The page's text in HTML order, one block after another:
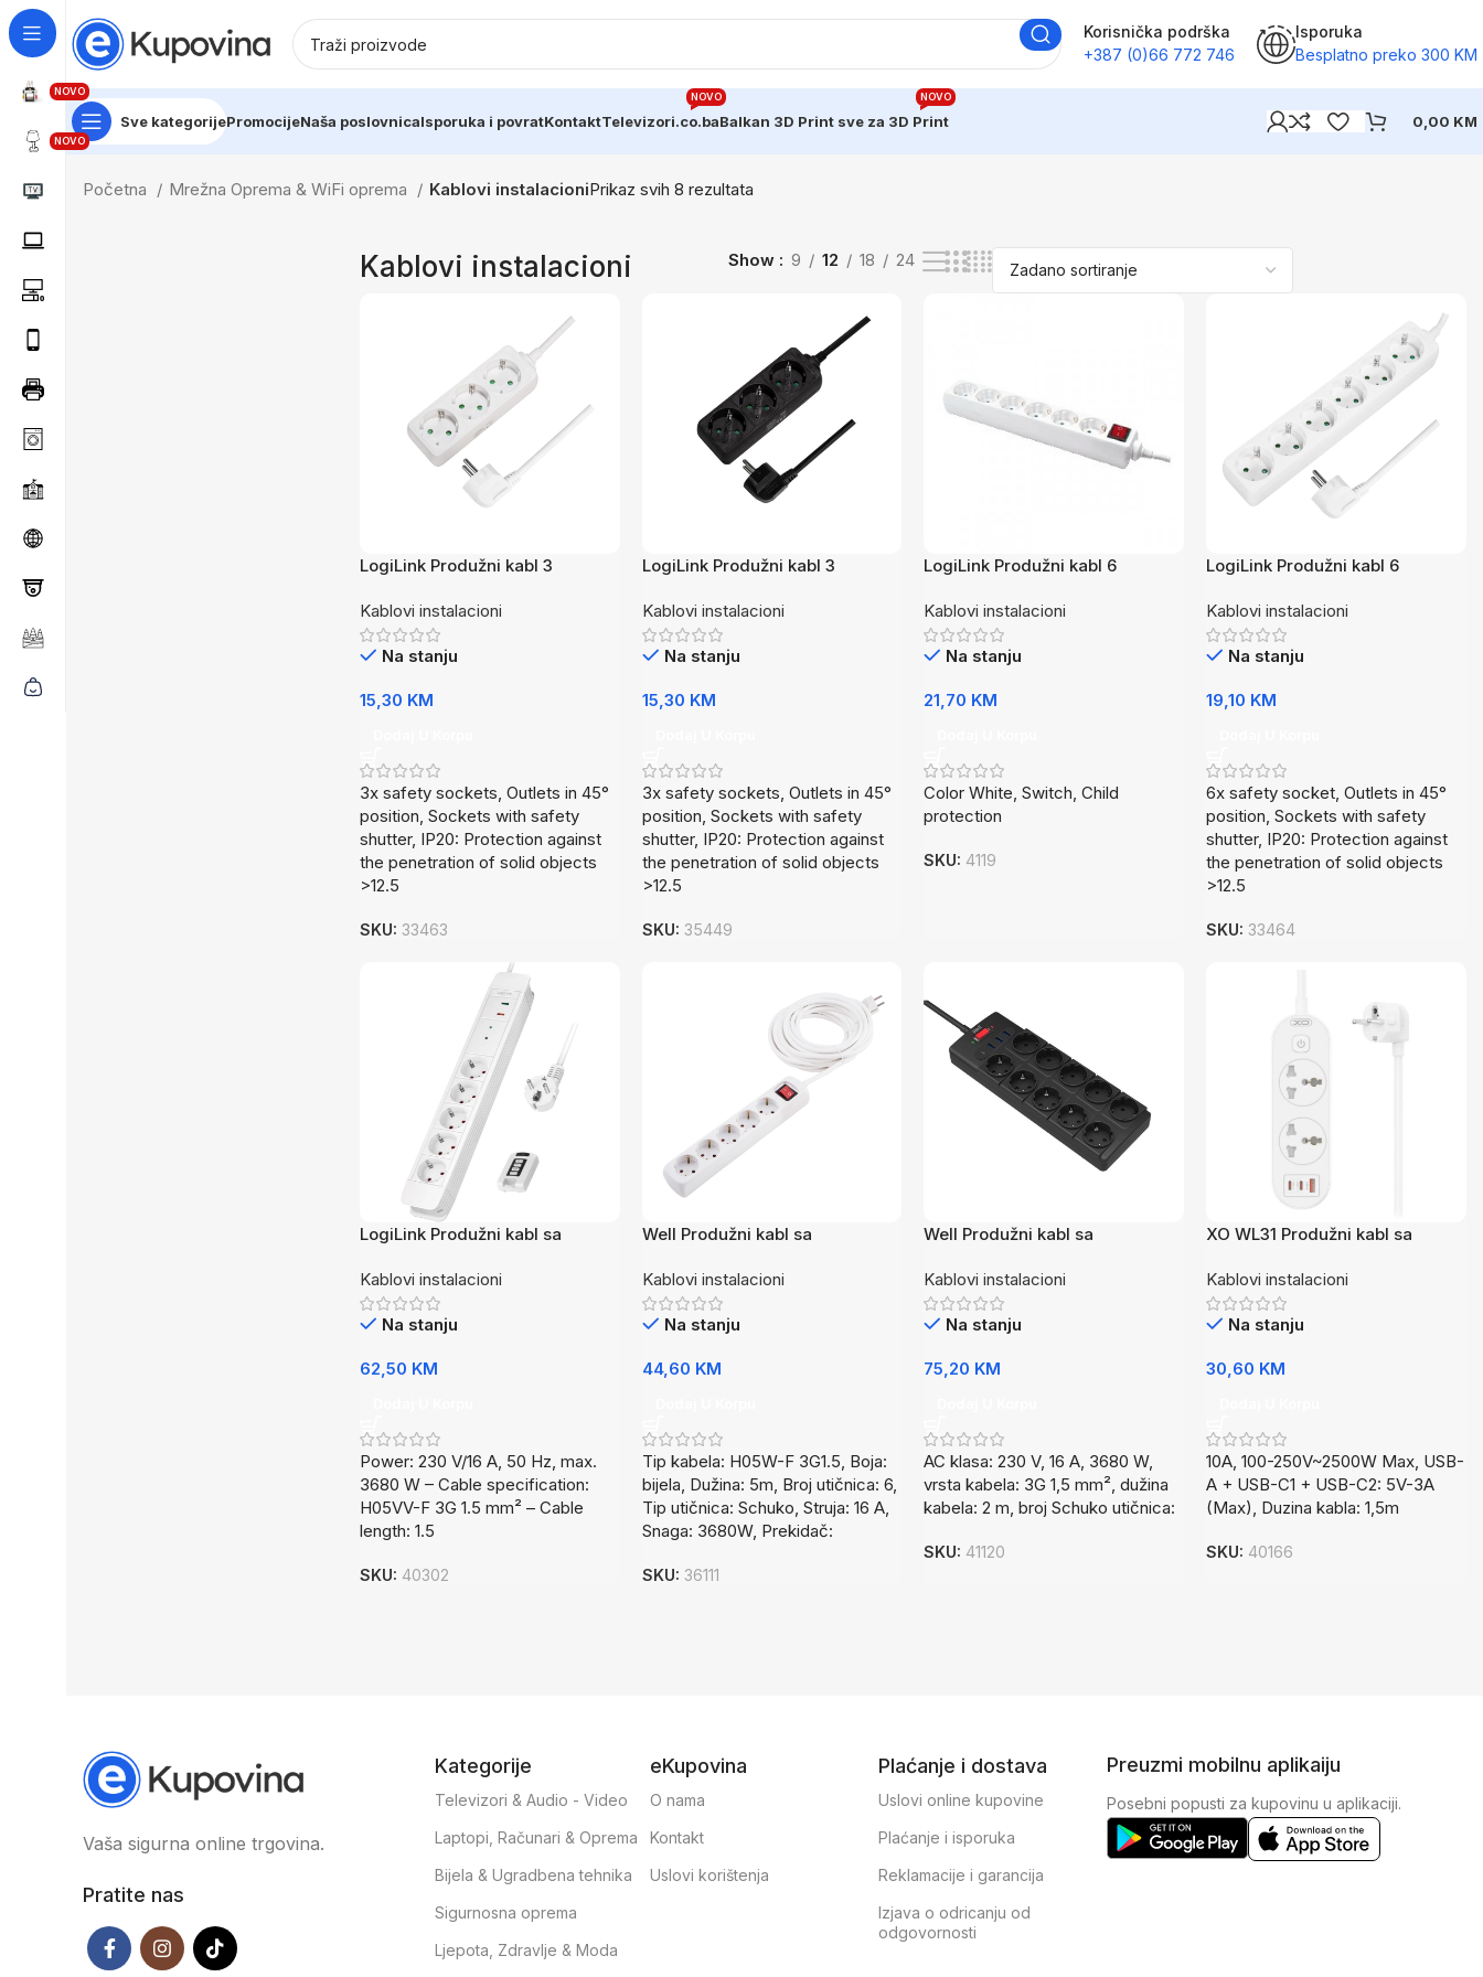
NOVO
NOVO
Korisnička podrška
+387 (0)66 772 746
Isporuka
Besplatno preko 300 KM
Sve kategorijePromocijeNaša poslovnicaIsporuka i povratKontaktTelevizori.co.ba
NOVO
Balkan 3D Print sve za 3D Print
NOVO
0,00 KM
Početna Mrežna Oprema & WiFi oprema Kablovi instalacioniPrikaz svih 8 rezultata
Kablovi instalacioni Show 9 12 18 24
LogiLink Produžni kabl 3
Kablovi instalacioni
Na stanju
15,30 KM
3x safety sockets, Outlets in 45°
position, Sockets with safety
shutter, IP20: Protection against
the penetration of solid objects
>12.5
SKU: 33463
LogiLink Produžni kabl 3
Kablovi instalacioni
Na stanju
15,30 KM
3x safety sockets, Outlets in 45°
position, Sockets with safety
shutter, IP20: Protection against
the penetration of solid objects
>12.5
SKU: 35449
LogiLink Produžni kabl 6
Kablovi instalacioni
Na stanju
21,70 KM
Color White, Switch, Child
protection
SKU: 4119
LogiLink Produžni kabl 6
Kablovi instalacioni
Na stanju
19,10 KM
6x safety socket, Outlets in 45°
position, Sockets with safety
shutter, IP20: Protection against
the penetration of solid objects
>12.5
SKU:33464
LogiLink Produžni kabl sa
LPS402
Kablovi instalacioni
Na stanju
62,50 KM
Power: 230 V/16 A, 50 Hz, max.
3680 W – Cable specification:
H05VV-F 3G 1.5 mm² – Cable
length: 1.5
SKU: 40302
Well Produžni kabl sa
EXT650P
Kablovi instalacioni
Na stanju
44,60 KM
Tip kabela: H05W-F 3G1.5, Boja:
bijela, Dužina: 5m, Broj utičnica: 6,
Tip utičnica: Schuko, Struja: 16 A,
Snaga: 3680W, Prekidač:
SKU: 36111
Well Produžni kabl sa
utičnica, USB izlazima, 2m
EXTS-10S2M-PROT
Kablovi instalacioni
Na stanju
75,20 KM
AC klasa: 230 V, 16 A, 3680 W,
vrsta kabela: 3G 1,5 mm², dužina
kabela: 2 m, broj Schuko utičnica:
SKU: 41120
XO WL31 Produžni kabl sa
1xUSB 30W 1,5m
Kablovi instalacioni
Na stanju
30,60 KM
10A, 100-250V~2500W Max, USB-
A + USB-C1 + USB-C2: 5V-3A
(Max), Duzina kabla: 1,5m
SKU: 40166
Vaša sigurna online trgovina.
Pratite nas
Kategorije
Televizori & Audio - Video
Laptopi, Računari & Oprema
Bijela & Ugradbena tehnika
Sigurnosna oprema
Ljepota, Zdravlje & Moda
eKupovina
O nama
Kontakt
Uslovi korištenja
Plaćanje i dostava
Uslovi online kupovine
Plaćanje i isporuka
Reklamacije i garancija
Izjava o odricanju od
odgovornosti
Preuzmi mobilnu aplikaiju
Posebni popusti za kupovinu u aplikaciji.